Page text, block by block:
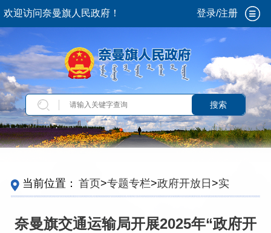
欢迎访问奈曼旗人民政府！ 登录/注册
搜索
当前位置： 首页>专题专栏>政府开放日>实施
情况
奈曼旗交通运输局开展2025年“政府开